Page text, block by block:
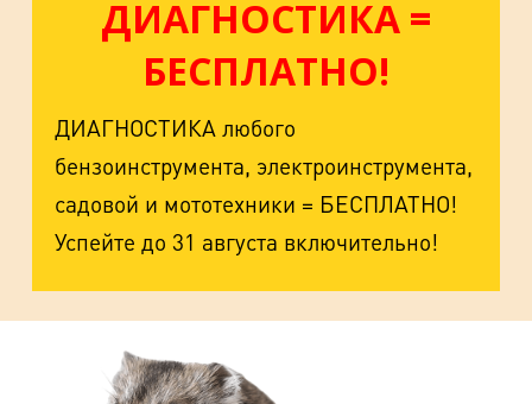
ДИАГНОСТИКА =
БЕСПЛАТНО!
ДИАГНОСТИКА любого
бензоинструмента, электроинструмента,
садовой и мототехники = БЕСПЛАТНО!
Успейте до 31 августа включительно!